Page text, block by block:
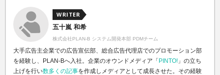
WRITER
五十嵐 和希
株式会社PLAN-B システム開発本部 PDMチーム
大手広告主企業での広告宣伝部、総合広告代理店でのプロモーション部
を経験し、PLAN-Bへ入社。企業のオウンドメディア「 PINTO! 」の立ち
上げを行い数多くの記事を作成しメディアとして成長させた。その経験